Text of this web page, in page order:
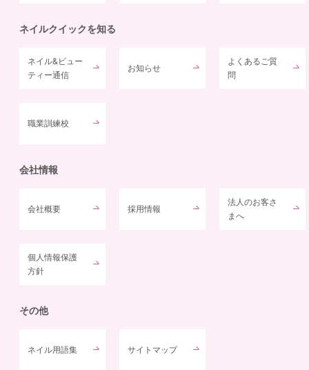
ネイルクイックを知る
ネイル&ビュー
ティー通信
お知らせ
よくあるご質
問
職業訓練校
会社情報
会社概要 採用情報
法人のお客さ
まへ
個人情報保護
方針
その他
ネイル用語集 サイトマップ